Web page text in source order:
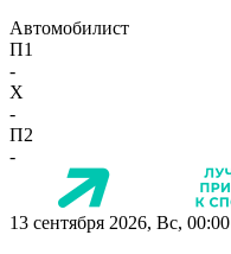
Автомобилист
П1
-
X
-
П2
-
13 сентября 2026, Вс, 00:00